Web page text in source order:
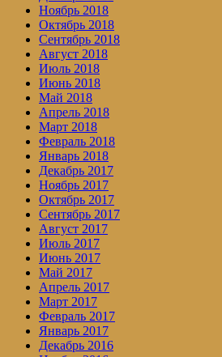
Ноябрь 2018
Октябрь 2018
Сентябрь 2018
Август 2018
Июль 2018
Июнь 2018
Май 2018
Апрель 2018
Март 2018
Февраль 2018
Январь 2018
Декабрь 2017
Ноябрь 2017
Октябрь 2017
Сентябрь 2017
Август 2017
Июль 2017
Июнь 2017
Май 2017
Апрель 2017
Март 2017
Февраль 2017
Январь 2017
Декабрь 2016